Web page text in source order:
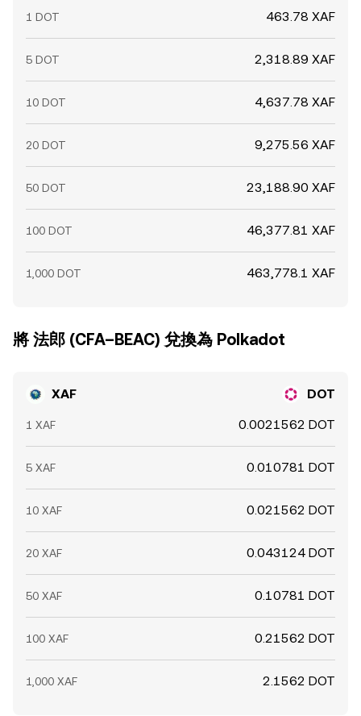
1 DOT 463.78 XAF
5 DOT 2,318.89 XAF
10 DOT 4,637.78 XAF
20 DOT 9,275.56 XAF
50 DOT 23,188.90 XAF
100 DOT 46,377.81 XAF
1,000 DOT 463,778.1 XAF
將 法郎 (CFA–BEAC) 兌換為 Polkadot
XAF DOT
1 XAF 0.0021562 DOT
5 XAF 0.010781 DOT
10 XAF 0.021562 DOT
20 XAF 0.043124 DOT
50 XAF 0.10781 DOT
100 XAF 0.21562 DOT
1,000 XAF 2.1562 DOT